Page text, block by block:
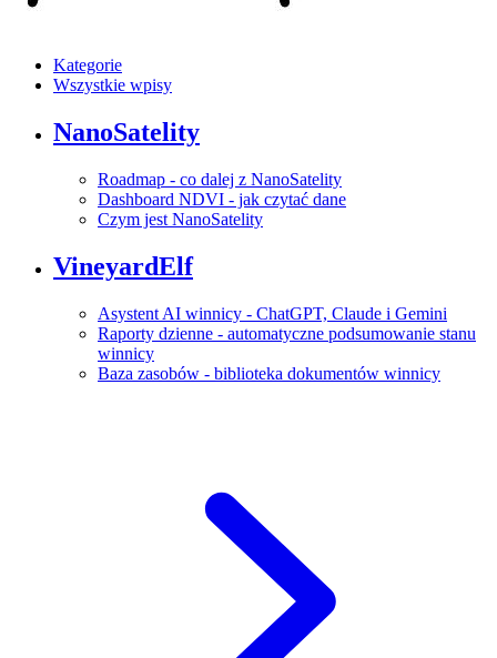
Kategorie
Wszystkie wpisy
NanoSatelity
Roadmap - co dalej z NanoSatelity
Dashboard NDVI - jak czytać dane
Czym jest NanoSatelity
VineyardElf
Asystent AI winnicy - ChatGPT, Claude i Gemini
Raporty dzienne - automatyczne podsumowanie stanu
winnicy
Baza zasobów - biblioteka dokumentów winnicy